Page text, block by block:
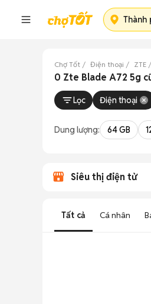
Thành
Chợ Tốt Điện thoại ZTE
0 Zte Blade A72 5g
Lọc Điện thoại
Dung lượng: 64 GB
Siêu thị điện tử
Tất cả Cá nhân